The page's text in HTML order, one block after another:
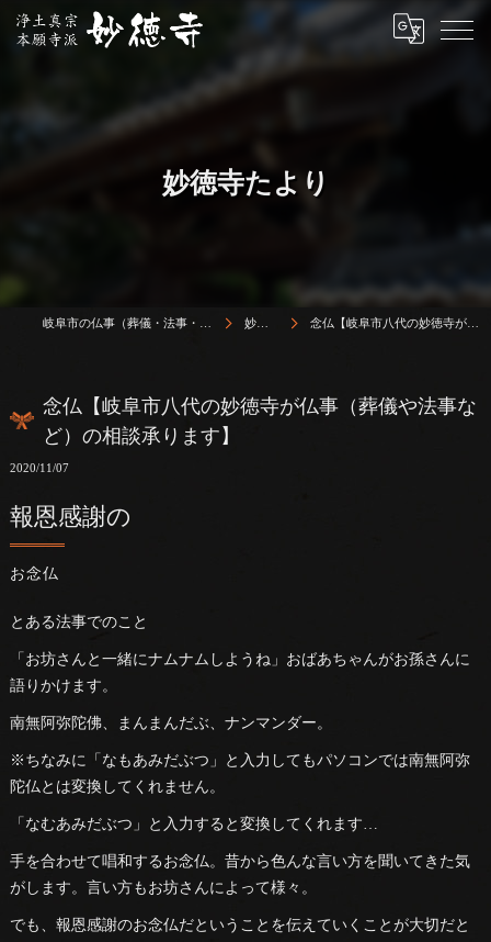
妙徳寺たより
妙徳寺たより 念仏【岐阜市八代の妙徳寺が仏事（葬儀や法事など）の相談承ります】
念仏【岐阜市八代の妙徳寺が仏事（葬儀や法事な
ど）の相談承ります】
2020/11/07
お念仏
報恩感謝の
とある法事でのこと
「お坊さんと一緒にナムナムしようね」おばあちゃんがお孫さんに
語りかけます。
南無阿弥陀佛、まんまんだぶ、ナンマンダー。
※ちなみに「なもあみだぶつ」と入力してもパソコンでは南無阿弥
陀仏とは変換してくれません。
「なむあみだぶつ」と入力すると変換してくれます…
手を合わせて唱和するお念仏。昔から色んな言い方を聞いてきた気
がします。言い方もお坊さんによって様々。
でも、報恩感謝のお念仏だということを伝えていくことが大切だと